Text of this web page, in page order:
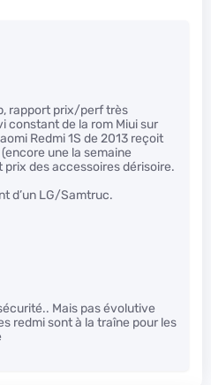
rapport prix/perf très
constant de la rom Miui sur
Redmi 1S de 2013 reçoit
une la semaine
des accessoires dérisoire.
d’un LG/Samtruc.
Mais pas évolutive
redmi sont à la traîne pour les